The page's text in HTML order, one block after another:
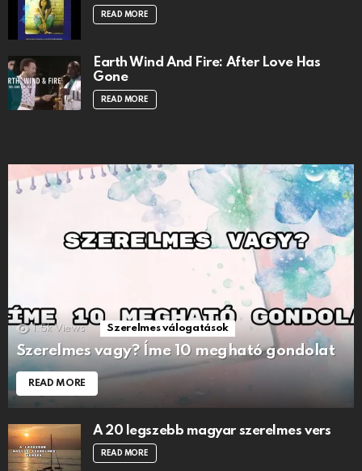
READ MORE
Earth Wind And Fire: After Love Has
Gone
READ MORE
1.5k Views Szerelmes válogatások
Szerelmes vagy? Íme 10 megható gondolat
READ MORE
A 20 legszebb magyar szerelmes vers
READ MORE